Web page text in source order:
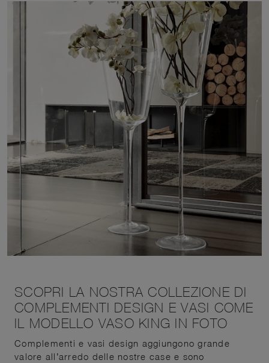
SCOPRI LA NOSTRA COLLEZIONE DI
COMPLEMENTI DESIGN E VASI COME
IL MODELLO VASO KING IN FOTO
Complementi e vasi design aggiungono grande
valore all’arredo delle nostre case e sono